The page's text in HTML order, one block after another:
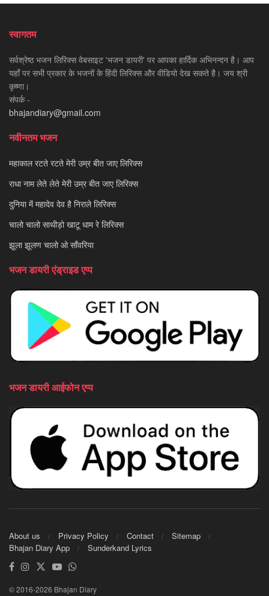
स्वागतम
सर्वश्रेष्ठ भजन लिरिक्स वेबसाइट 'भजन डायरी' पर आपका हार्दिक अभिनन्दन है। आप
यहाँ पर सभी प्रकार के भजनों के हिंदी लिरिक्स और वीडियो देख सकते है। जय श्री
कृष्णा।
संपर्क -
bhajandiary@gmail.com
नवीनतम भजन
महाकाल रटते रटते मेरी उम्र बीत जाए लिरिक्स
राधा नाम लेते लेते मेरी उम्र बीत जाए लिरिक्स
दुनिया में महादेव देव है निराले लिरिक्स
चालो चालो साथीड़ो खाटू धाम रे लिरिक्स
झूला झूलण चालो ओ साँवरिया
भजन डायरी एंड्राइड एप्प
भजन डायरी आईफोन एप्प
About us Privacy Policy Contact
Sitemap
Bhajan Diary App
Sunderkand Lyrics
© 2016-2026 Bhajan Diary